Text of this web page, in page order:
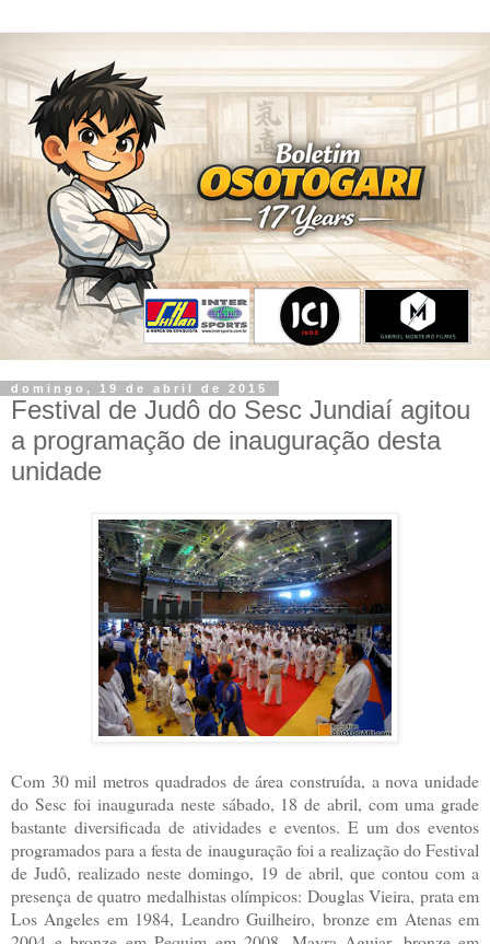
domingo, 19 de abril de 2015
Festival de Judô do Sesc Jundiaí agitou
a programação de inauguração desta
unidade
Com 30 mil metros quadrados de área construída, a nova unidade
do Sesc foi inaugurada neste sábado, 18 de abril, com uma grade
bastante diversificada de atividades e eventos. E um dos eventos
programados para a festa de inauguração foi a realização do Festival
de Judô, realizado neste domingo, 19 de abril, que contou com a
presença de quatro medalhistas olímpicos: Douglas Vieira, prata em
Los Angeles em 1984, Leandro Guilheiro, bronze em Atenas em